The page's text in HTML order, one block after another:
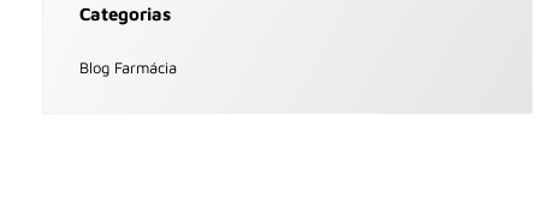
Categorias
Blog Farmácia